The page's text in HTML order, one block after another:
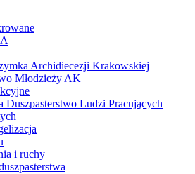
Archidiecezji Krakowskiej
Młodzieży AK
Duszpasterstwo Ludzi Pracujących
i ruchy